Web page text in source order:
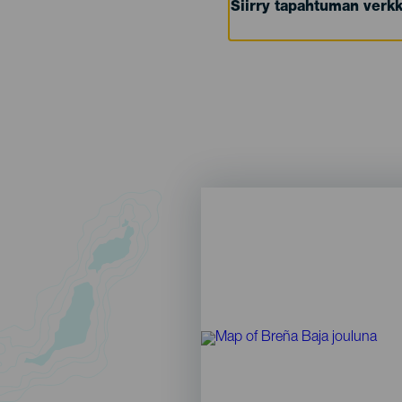
Siirry tapahtuman